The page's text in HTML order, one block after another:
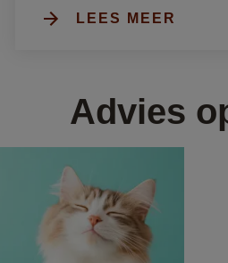
LEES MEER
Advies